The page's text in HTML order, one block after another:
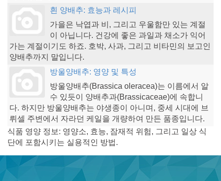
흰 양배추: 효능과 레시피
가을은 낙엽과 비, 그리고 우울함만 있는 계절
이 아닙니다. 건강에 좋은 과일과 채소가 익어
가는 계절이기도 하죠. 호박, 사과, 그리고 비타민의 보고인
양배추까지 말입니다.
방울양배추: 영양 및 특성
방울양배추(Brassica oleracea)는 이름에서 알
수 있듯이 양배추과(Brassicaceae)에 속합니
다. 하지만 방울양배추는 야생종이 아니며, 중세 시대에 브
뤼셀 주변에서 자라던 케일을 개량하여 만든 품종입니다.
식품 영양 정보: 영양소, 효능, 잠재적 위험, 그리고 일상 식
단에 포함시키는 실용적인 방법.